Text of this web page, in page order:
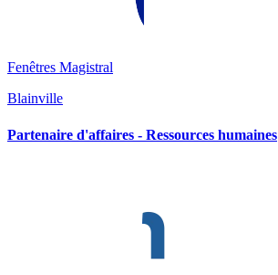
Fenêtres Magistral
Blainville
Partenaire d'affaires - Ressources humaines